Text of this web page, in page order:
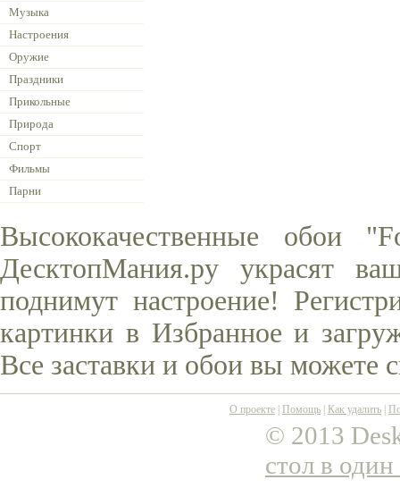
Музыка
Настроения
Оружие
Праздники
Прикольные
Природа
Спорт
Фильмы
Парни
Высококачественные обои
ДесктопМания.ру украсят
поднимут настроение!
картинки в Избранное и
Все заставки и обои вы можете
О проекте Помощь Как удалить
© 2013
стол в